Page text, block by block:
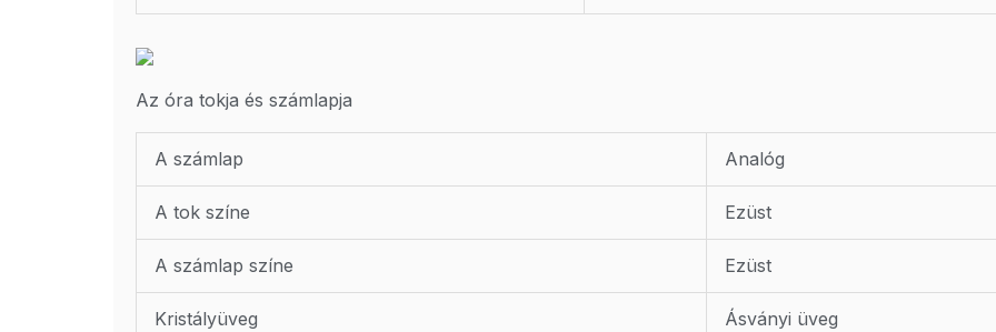
Az óra tokja és számlapja
A számlap Analóg
A tok színe Ezüst
A számlap színe Ezüst
Kristályüveg Ásványi üveg